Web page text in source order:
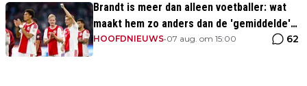
Brandt is meer dan alleen voetballer: wat
maakt hem zo anders dan de 'gemiddelde'
voetballer?
HOOFDNIEUWS•07 aug. om 15:00 62